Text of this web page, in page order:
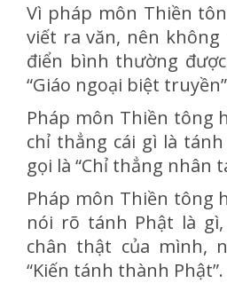
Vì pháp môn Thiền
viết ra văn, nên
điển bình thường
“Giáo ngoại biệt
Pháp môn Thiền tông
chỉ thẳng cái gì là
gọi là “Chỉ thẳng nhân
Pháp môn Thiền tông
nói rõ tánh Phật là
chân thật của mình,
“Kiến tánh thành Phật”.